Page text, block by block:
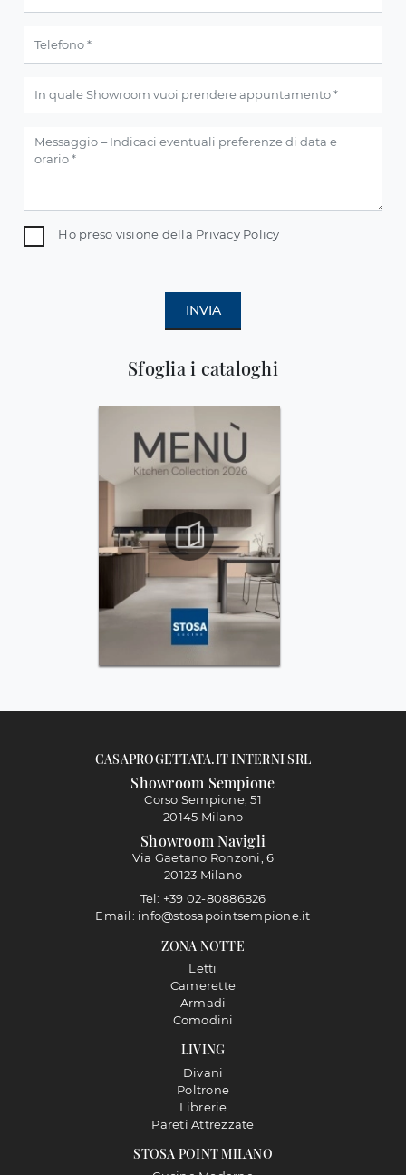
Sfoglia i cataloghi
Ho preso visione della Privacy Policy
INVIA
STOSA POINT MILANO
LIVING
Divani
Poltrone
Librerie
Pareti Attrezzate
ZONA NOTTE
Letti
Camerette
Armadi
Comodini
CASAPROGETTATA.IT INTERNI SRL
Showroom Sempione
Corso Sempione, 51
20145 Milano
Showroom Navigli
Via Gaetano Ronzoni, 6
20123 Milano
Tel: +39 02-80886826
Email: info@stosapointsempione.it